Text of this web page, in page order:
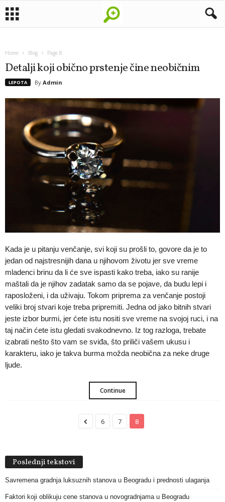
Home Blog Page 8
Detalji koji obično prstenje čine neobičnim
LEPOTA By Admin
Kada je u pitanju venčanje, svi koji su prošli to, govore da je to
jedan od najstresnijih dana u njihovom životu jer sve vreme
mladenci brinu da li će sve ispasti kako treba, iako su ranije
maštali da je njihov zadatak samo da se pojave, da budu lepi i
raposloženi, i da uživaju. Tokom priprema za venčanje postoji
veliki broj stvari koje treba pripremiti. Jedna od jako bitnih stvari
jeste izbor burmi, jer ćete istu nositi sve vreme na svojoj ruci, i na
taj način ćete istu gledati svakodnevno. Iz tog razloga, trebate
izabrati nešto što vam se sviđa, što priliči vašem ukusu i
karakteru, iako je takva burma možda neobična za neke druge
ljude.
Continue
6 7 8
Poslednji tekstovi
Savremena gradnja luksuznih stanova u Beogradu i prednosti ulaganja
Faktori koji oblikuju cene stanova u novogradnjama u Beogradu